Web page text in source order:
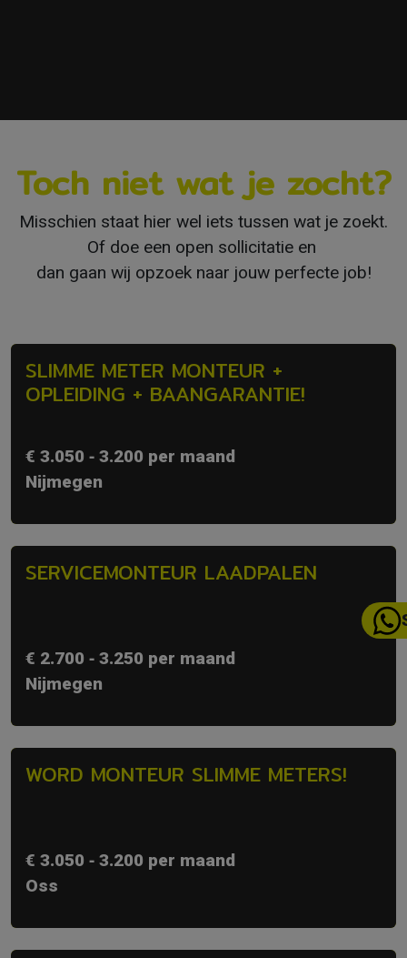
Toch niet wat je zocht?
Misschien staat hier wel iets tussen wat je zoekt.
Of doe een open sollicitatie en
dan gaan wij opzoek naar jouw perfecte job!
SLIMME METER MONTEUR +
OPLEIDING + BAANGARANTIE!
€ 3.050 ‐ 3.200 per maand
Nijmegen
SERVICEMONTEUR LAADPALEN
€ 2.700 ‐ 3.250 per maand
Nijmegen
WORD MONTEUR SLIMME METERS!
€ 3.050 ‐ 3.200 per maand
Oss